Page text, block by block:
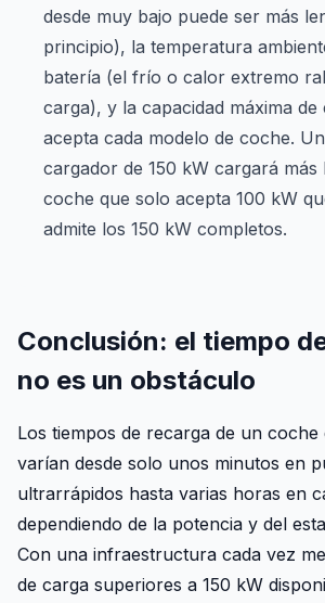
desde muy bajo puede ser más
principio), la temperatura
batería (el frío o calor extremo
carga), y la capacidad máxima de
acepta cada modelo de coche.
cargador de 150 kW cargará más
coche que solo acepta 100 kW
admite los 150 kW completos.
Conclusión: el tiempo
no es un obstáculo
Los tiempos de recarga de un
varían desde solo unos minutos en
ultrarrápidos hasta varias horas en
dependiendo de la potencia y del
Con una infraestructura cada vez
de carga superiores a 150 kW